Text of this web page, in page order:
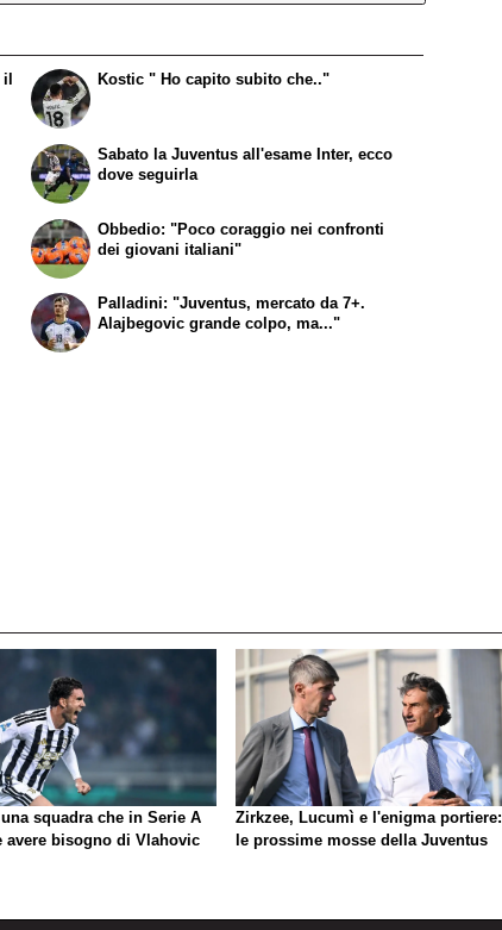
Kostic " Ho capito subito che.."
Sabato la Juventus all'esame Inter, ecco
dove seguirla
Obbedio: "Poco coraggio nei confronti
dei giovani italiani"
Palladini: "Juventus, mercato da 7+.
Alajbegovic grande colpo, ma..."
squadra che in Serie A
avere bisogno di Vlahovic
Zirkzee, Lucumì e l'enigma portiere:
le prossime mosse della Juventus